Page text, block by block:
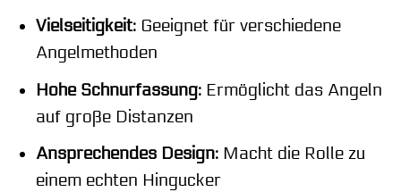
Vielseitigkeit:Geeignet für verschiedene
Angelmethoden
Hohe Schnurfassung:Ermöglicht das Angeln
auf große Distanzen
Ansprechendes Design:Macht die Rolle zu
einem echten Hingucker